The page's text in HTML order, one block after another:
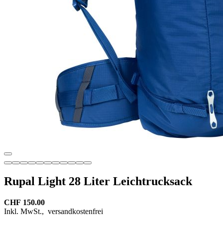
Rupal Light 28 Liter Leichtrucksack
CHF 150.00
Inkl. MwSt., versandkostenfrei